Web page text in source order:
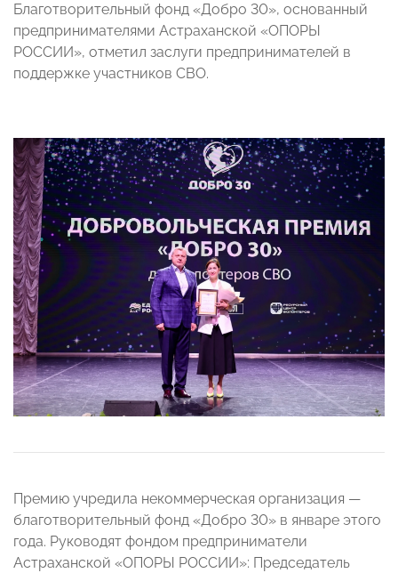
Благотворительный фонд «Добро 30», основанный
предпринимателями Астраханской «ОПОРЫ
РОССИИ», отметил заслуги предпринимателей в
поддержке участников СВО.
Премию учредила некоммерческая организация —
благотворительный фонд «Добро 30» в январе этого
года. Руководят фондом предприниматели
Астраханской «ОПОРЫ РОССИИ»: Председатель